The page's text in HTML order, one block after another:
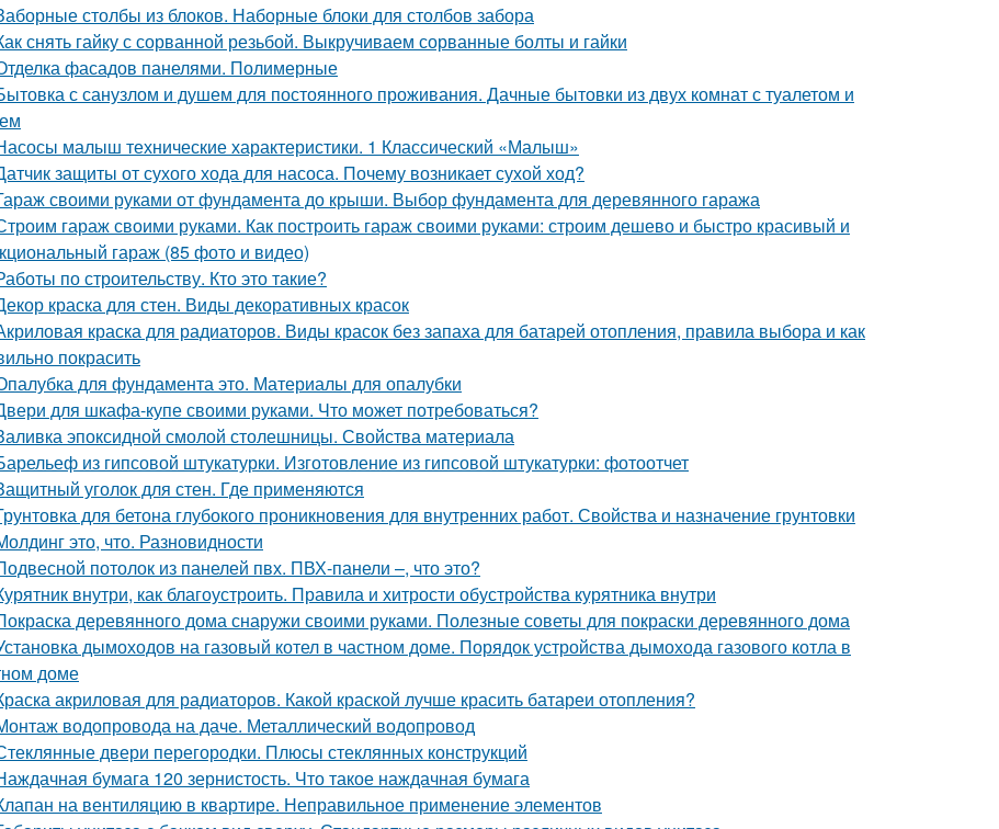
столбы из блоков. Наборные блоки для столбов забора
снять гайку с сорванной резьбой. Выкручиваем сорванные болты и гайки
фасадов панелями. Полимерные
с санузлом и душем для постоянного проживания. Дачные бытовки из двух комнат с туалетом и
малыш технические характеристики. 1 Классический «Малыш»
защиты от сухого хода для насоса. Почему возникает сухой ход?
своими руками от фундамента до крыши. Выбор фундамента для деревянного гаража
гараж своими руками. Как построить гараж своими руками: строим дешево и быстро красивый и
гараж (85 фото и видео)
по строительству. Кто это такие?
краска для стен. Виды декоративных красок
краска для радиаторов. Виды красок без запаха для батарей отопления, правила выбора и как
покрасить
для фундамента это. Материалы для опалубки
для шкафа-купе своими руками. Что может потребоваться?
эпоксидной смолой столешницы. Свойства материала
из гипсовой штукатурки. Изготовление из гипсовой штукатурки: фотоотчет
уголок для стен. Где применяются
для бетона глубокого проникновения для внутренних работ. Свойства и назначение грунтовки
это, что. Разновидности
потолок из панелей пвх. ПВХ-панели –, что это?
внутри, как благоустроить. Правила и хитрости обустройства курятника внутри
деревянного дома снаружи своими руками. Полезные советы для покраски деревянного дома
дымоходов на газовый котел в частном доме. Порядок устройства дымохода газового котла в
доме
акриловая для радиаторов. Какой краской лучше красить батареи отопления?
водопровода на даче. Металлический водопровод
двери перегородки. Плюсы стеклянных конструкций
бумага 120 зернистость. Что такое наждачная бумага
на вентиляцию в квартире. Неправильное применение элементов